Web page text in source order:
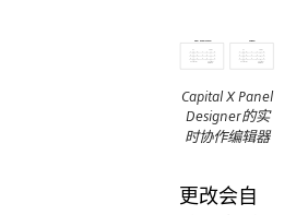
Capital X Panel
Designer的实
时协作编辑器
更改会自